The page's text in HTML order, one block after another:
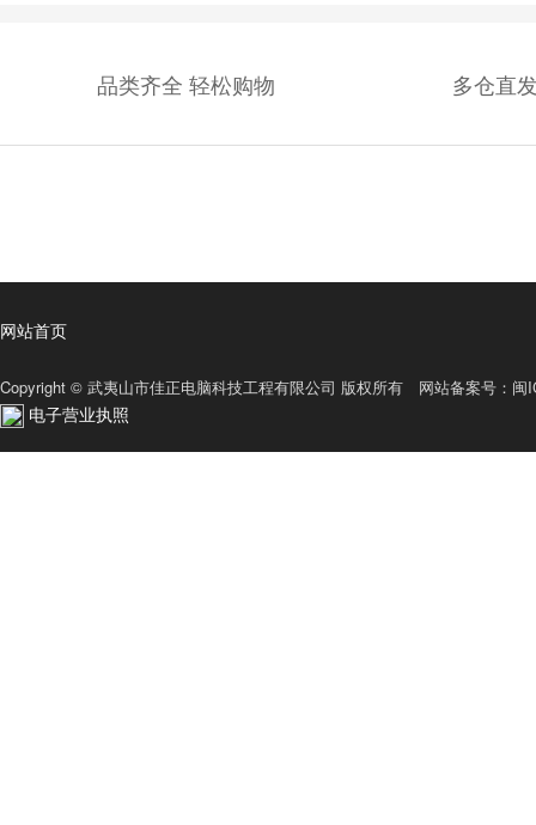
品类齐全 轻松购物 多仓直
网站首页
Copyright © 武夷山市佳正电脑科技工程有限公司 版权所有 网站备案号： 闽
电子营业执照